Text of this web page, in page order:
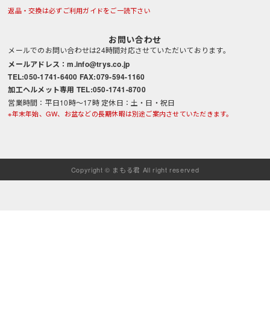
返品・交換は必ずご利用ガイドをご一読下さい
お問い合わせ
メールでのお問い合わせは24時間対応させていただいております。
メールアドレス：m.info@trys.co.jp
TEL:050-1741-6400 FAX:079-594-1160
加工ヘルメット専用 TEL:050-1741-8700
営業時間：平日10時～17時 定休日：土・日・祝日
※年末年始、GW、お盆などの長期休暇は別途ご案内させていただきます。
Copyright © まもる君 All right reserved